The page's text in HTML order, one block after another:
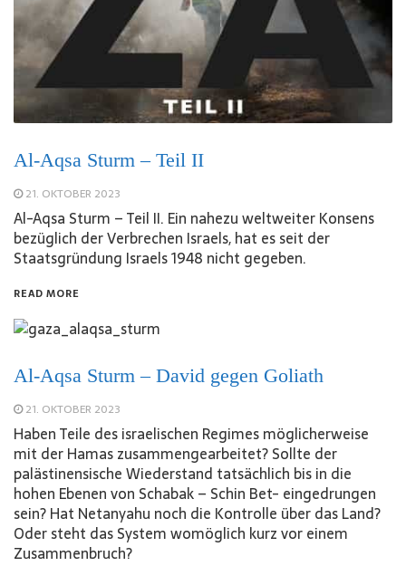
Al-Aqsa Sturm – Teil II
21. OKTOBER 2023
Al-Aqsa Sturm – Teil II. Ein nahezu weltweiter Konsens
bezüglich der Verbrechen Israels, hat es seit der
Staatsgründung Israels 1948 nicht gegeben.
READ MORE
Al-Aqsa Sturm – David gegen Goliath
21. OKTOBER 2023
Haben Teile des israelischen Regimes möglicherweise
mit der Hamas zusammengearbeitet? Sollte der
palästinensische Wiederstand tatsächlich bis in die
hohen Ebenen von Schabak – Schin Bet- eingedrungen
sein? Hat Netanyahu noch die Kontrolle über das Land?
Oder steht das System womöglich kurz vor einem
Zusammenbruch?